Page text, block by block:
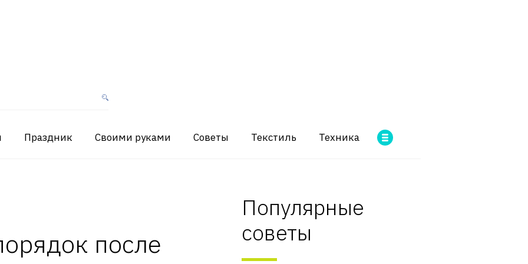
Праздник Своими руками Советы Текстиль Техника
после
Популярные
советы